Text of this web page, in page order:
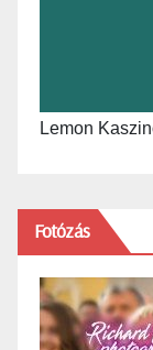
Lemon
Fotózás